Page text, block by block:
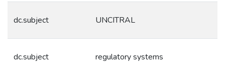
dc.subject UNCITRAL
dc.subject regulatory systems